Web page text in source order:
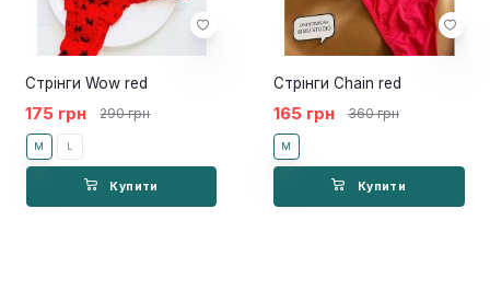
Стрінги Wow red
175 грн 290 грн
M L
Купити
Стрінги Chain red
165 грн 360 грн
M
Купити